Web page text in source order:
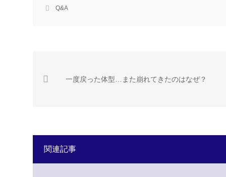
Q&A
一度戻った体型…また崩れてきたのはなぜ？
関連記事